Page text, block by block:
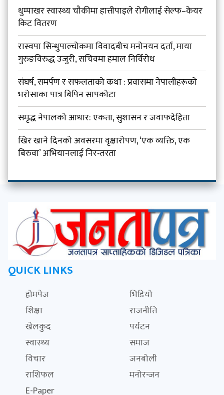
थुम्पाखर स्वास्थ्य चौकीमा हात्तीपाइले रोगीलाई सेल्फ–केयर
किट वितरण
रास्वपा सिन्धुपाल्चोकमा विवादबीच मनोनयन दर्ता, माया
गुरुङविरुद्ध उजुरी, सचिवमा हमाल निर्विरोध
संघर्ष, समर्पण र सफलताको कथा : प्रवासमा नेपालीहरूको
भरोसाका पात्र बिपिन सापकोटा
समृद्ध नेपालको आधार: एकता, सुशासन र जवाफदेहिता
खिर खाने दिनको अवसरमा वृक्षारोपण, ‘एक व्यक्ति, एक
बिरुवा’ अभियानलाई निरन्तरता
QUICK LINKS
होमपेज
भिडियो
शिक्षा
राजनीति
खेलकुद
पर्यटन
स्वास्थ्य
समाज
विचार
जनबोली
राशिफल
मनोरन्जन
E-Paper